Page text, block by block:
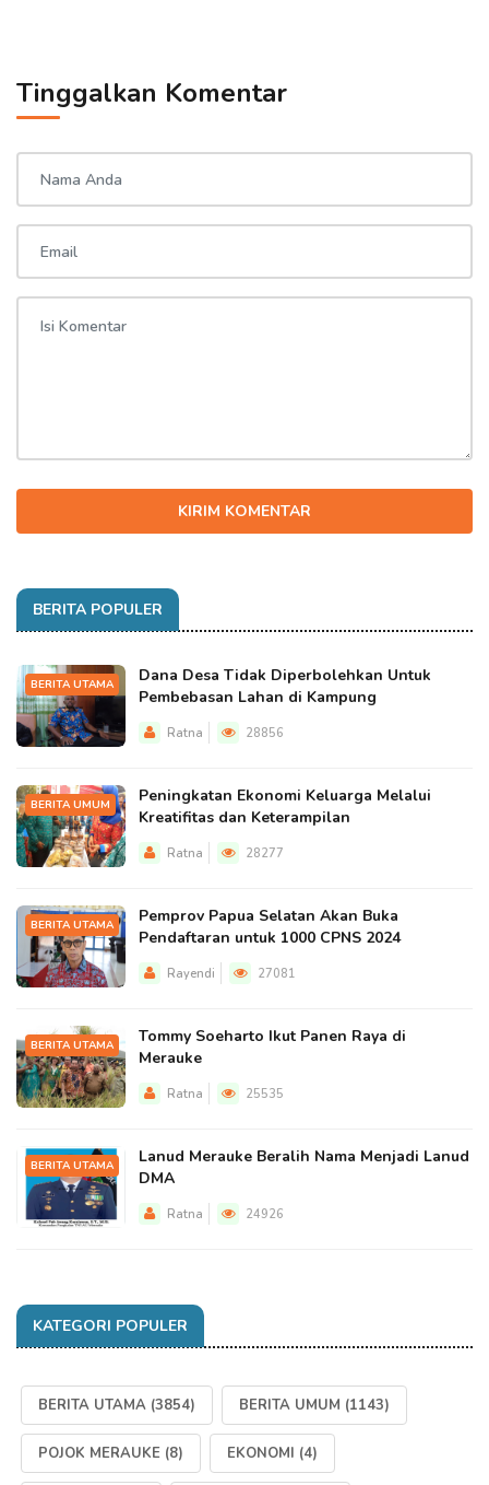
Tinggalkan Komentar
KIRIM KOMENTAR
BERITA POPULER
BERITA UTAMA
Dana Desa Tidak Diperbolehkan Untuk
Pembebasan Lahan di Kampung
Ratna 28856
BERITA UMUM
Peningkatan Ekonomi Keluarga Melalui
Kreatifitas dan Keterampilan
Ratna 28277
BERITA UTAMA
Pemprov Papua Selatan Akan Buka
Pendaftaran untuk 1000 CPNS 2024
Rayendi 27081
BERITA UTAMA
Tommy Soeharto Ikut Panen Raya di
Merauke
Ratna 25535
BERITA UTAMA
Lanud Merauke Beralih Nama Menjadi Lanud
DMA
Ratna 24926
KATEGORI POPULER
BERITA UTAMA (3854) BERITA UMUM (1143)
POJOK MERAUKE (8) EKONOMI (4)